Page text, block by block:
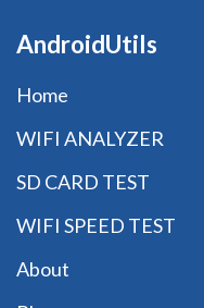
AndroidUtils
Home
WIFI ANALYZER
SD CARD TEST
WIFI SPEED TEST
About